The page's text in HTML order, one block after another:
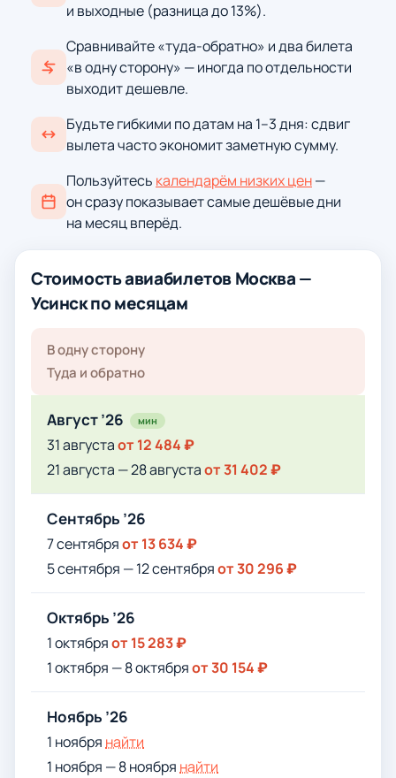
и выходные (разница до 13%).
Сравнивайте «туда-обратно» и два билета
«в одну сторону» — иногда по отдельности
выходит дешевле.
Будьте гибкими по датам на 1–3 дня: сдвиг
вылета часто экономит заметную сумму.
Пользуйтесь календарём низких цен—
он сразу показывает самые дешёвые дни
на месяц вперёд.
Стоимость авиабилетов Москва —
Усинск по месяцам
В одну сторону
Туда и обратно
Август ’26 мин
31 августаот 12 484 ₽
21 августа — 28 августаот 31 402 ₽
Сентябрь ’26
7 сентябряот 13 634 ₽
5 сентября — 12 сентябряот 30 296 ₽
Октябрь ’26
1 октябряот 15 283 ₽
1 октября — 8 октябряот 30 154 ₽
Ноябрь ’26
1 ноября найти
1 ноября — 8 ноября найти